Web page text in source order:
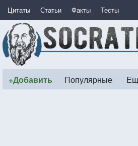
Цитаты Статьи Факты Тесты
+Добавить Популярные